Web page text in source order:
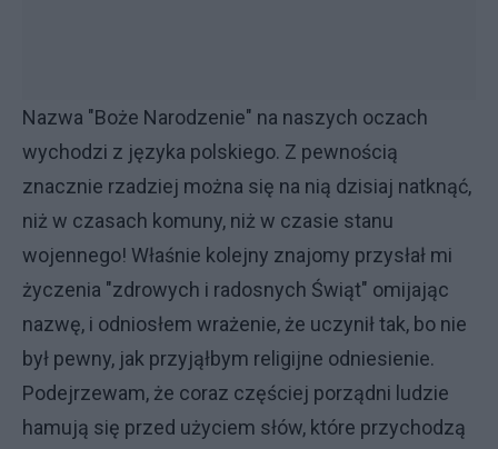
Nazwa "Boże Narodzenie" na naszych oczach
wychodzi z języka polskiego. Z pewnością
znacznie rzadziej można się na nią dzisiaj natknąć,
niż w czasach komuny, niż w czasie stanu
wojennego! Właśnie kolejny znajomy przysłał mi
życzenia "zdrowych i radosnych Świąt" omijając
nazwę, i odniosłem wrażenie, że uczynił tak, bo nie
był pewny, jak przyjąłbym religijne odniesienie.
Podejrzewam, że coraz częściej porządni ludzie
hamują się przed użyciem słów, które przychodzą